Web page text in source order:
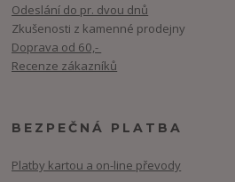
Odeslání do pr. dvou dnů
Zkušenosti z kamenné prodejny
Doprava od 60,-
Recenze zákazníků
BEZPEČNÁ PLATBA
Platby kartou a on-line převody